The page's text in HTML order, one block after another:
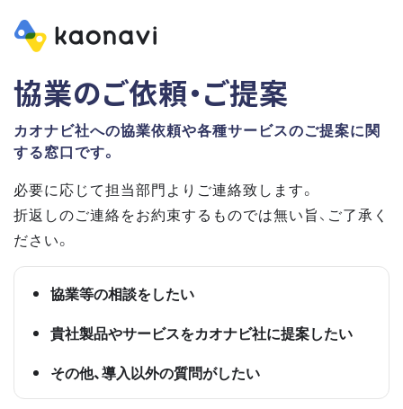
協業のご依頼・ご提案
カオナビ社への協業依頼や各種サービスのご提案に関
する窓口です。
必要に応じて担当部門よりご連絡致します。
折返しのご連絡をお約束するものでは無い旨、ご了承く
ださい。
協業等の相談をしたい
貴社製品やサービスをカオナビ社に提案したい
その他、導入以外の質問がしたい